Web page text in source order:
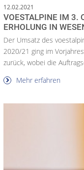
12.02.2021
VOESTALPINE IM 3.
ERHOLUNG IN
Der Umsatz des
2020/21 ging im
zurück, wobei die
Mehr erfahren